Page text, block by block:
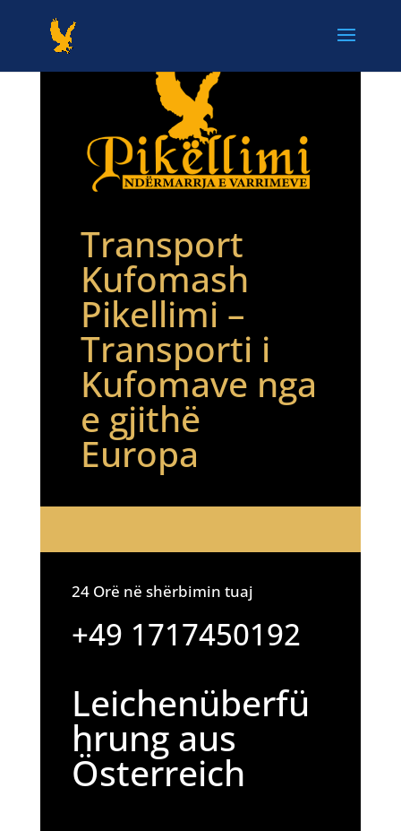
Transport
Kufomash
Pikellimi –
Transporti i
Kufomave nga
e gjithë
Europa
24 Orë në shërbimin tuaj
+49 1717450192
Leichenüberfü
hrung aus
Österreich